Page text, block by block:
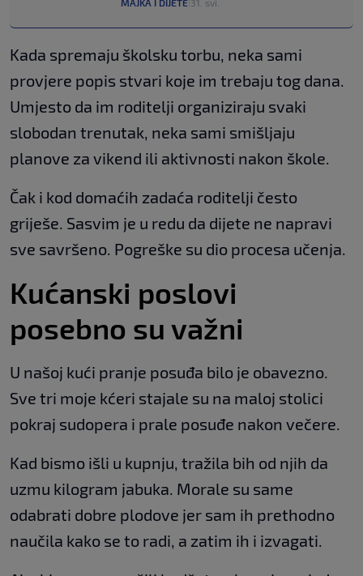
Kada spremaju školsku torbu, neka sami
provjere popis stvari koje im trebaju tog dana.
Umjesto da im roditelji organiziraju svaki
slobodan trenutak, neka sami smišljaju
planove za vikend ili aktivnosti nakon škole.
Čak i kod domaćih zadaća roditelji često
griješe. Sasvim je u redu da dijete ne napravi
sve savršeno. Pogreške su dio procesa učenja.
Kućanski poslovi
posebno su važni
U našoj kući pranje posuđa bilo je obavezno.
Sve tri moje kćeri stajale su na maloj stolici
pokraj sudopera i prale posuđe nakon večere.
Kad bismo išli u kupnju, tražila bih od njih da
uzmu kilogram jabuka. Morale su same
odabrati dobre plodove jer sam ih prethodno
naučila kako se to radi, a zatim ih i izvagati.